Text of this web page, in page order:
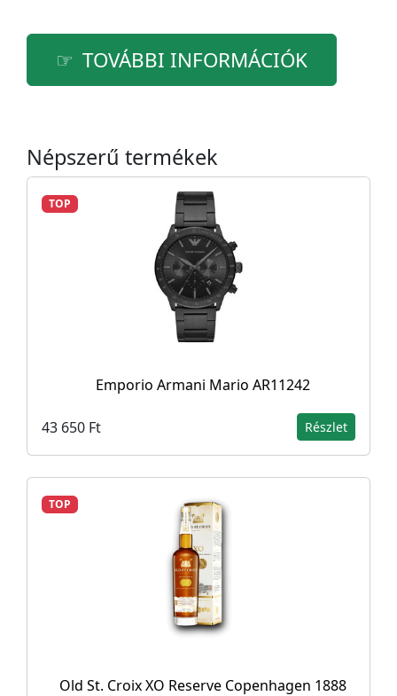
TOVÁBBI INFORMÁCIÓK
Népszerű termékek
TOP
Emporio Armani Mario AR11242
43 650 Ft Részlet
TOP
Old St. Croix XO Reserve Copenhagen 1888